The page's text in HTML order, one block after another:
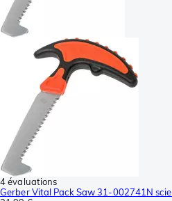
4 évaluations
Gerber Vital Pack Saw 31-002741N scie